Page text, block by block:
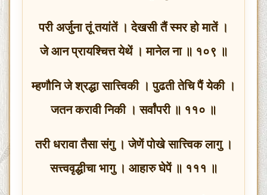
परी अर्जुना तूं तयांतें । देखसी तैं स्मर हो मातें ।
जे आन प्रायश्चित्त येथें । मानेल ना ॥ १०९ ॥
म्हणौनि जे श्रद्धा सात्त्विकी । पुढती तेचि पैं येकी ।
जतन करावी निकी । सर्वांपरी ॥ ११० ॥
तरी धरावा तैसा संगु । जेणें पोखे सात्त्विक लागु ।
सत्त्ववृद्धीचा भागु । आहारु घेपें ॥ १११ ॥